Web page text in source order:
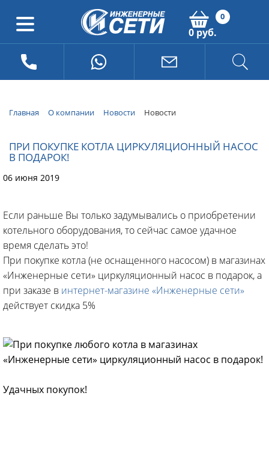
0
0 руб.
Главная О компании Новости Новости
ПРИ ПОКУПКЕ КОТЛА ЦИРКУЛЯЦИОННЫЙ НАСОС
В ПОДАРОК!
06 июня 2019
Если раньше Вы только задумывались о приобретении
котельного оборудования, то сейчас самое удачное
время сделать это!
При покупке котла (не оснащенного насосом) в магазинах
«Инженерные сети» циркуляционный насос в подарок, а
при заказе в интернет-магазине «Инженерные сети»
действует скидка 5%
Удачных покупок!